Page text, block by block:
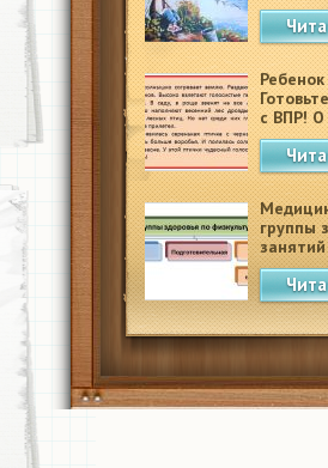
Ребенок
с ВПР!
это
группы
занятий
школе